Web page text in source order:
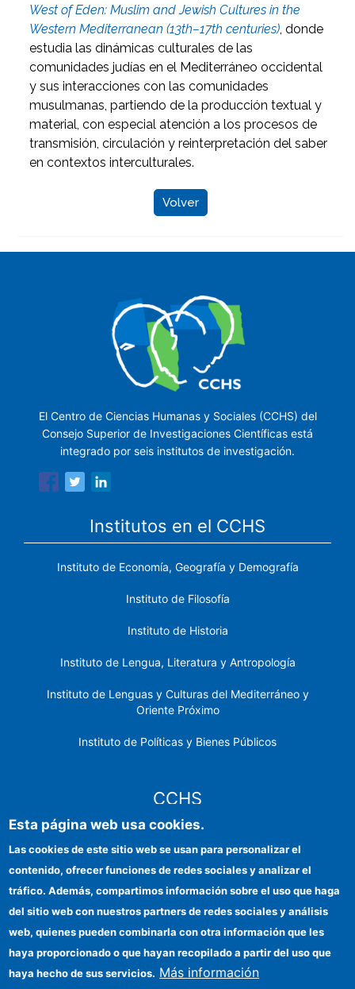
West of Eden: Muslim and Jewish Cultures in the
Western Mediterranean (13th–17th centuries), donde
estudia las dinámicas culturales de las
comunidades judías en el Mediterráneo occidental
y sus interacciones con las comunidades
musulmanas, partiendo de la producción textual y
material, con especial atención a los procesos de
transmisión, circulación y reinterpretación del saber
en contextos interculturales.
Volver
El Centro de Ciencias Humanas y Sociales (CCHS) del
Consejo Superior de Investigaciones Científicas está
integrado por seis institutos de investigación.
Institutos en el CCHS
Instituto de Economía, Geografía y Demografía
Instituto de Filosofía
Instituto de Historia
Instituto de Lengua, Literatura y Antropología
Instituto de Lenguas y Culturas del Mediterráneo y
Oriente Próximo
Instituto de Políticas y Bienes Públicos
CCHS
Identidad institucional
Ayudas FEDER
Organismos financiadores
Esta página web usa cookies.
Las cookies de este sitio web se usan para personalizar el
contenido, ofrecer funciones de redes sociales y analizar el
tráfico. Además, compartimos información sobre el uso que haga
del sitio web con nuestros partners de redes sociales y análisis
web, quienes pueden combinarla con otra información que les
haya proporcionado o que hayan recopilado a partir del uso que
haya hecho de sus servicios. Más información